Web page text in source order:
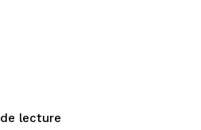
de lecture